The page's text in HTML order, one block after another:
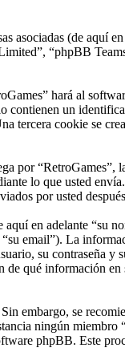
asociadas (de aquí
“phpBB
hará al
un
tercera cookie se
por “RetroGames”,
lo que usted
por usted
en adelante “su
email”). La
su contraseña
qué información
embargo, se
ningún
phpBB. Este